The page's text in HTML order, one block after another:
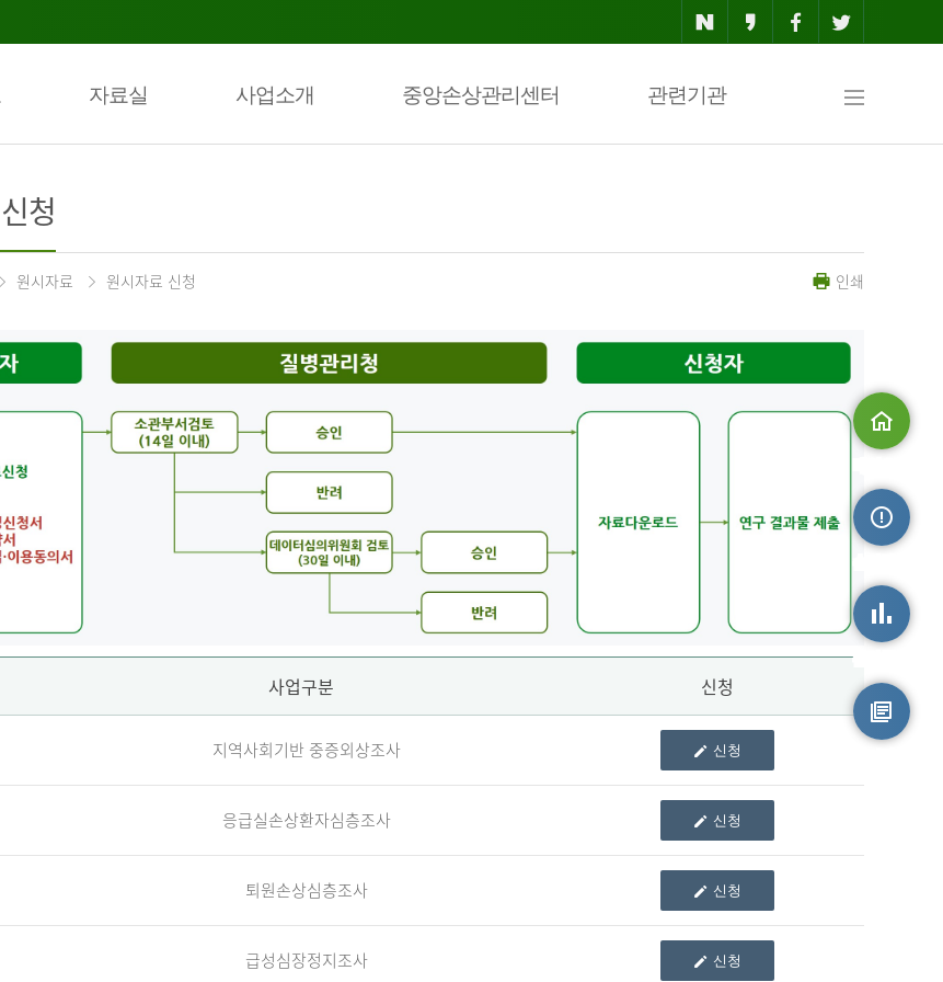
자료실 사업소개 중앙손상관리센터 관련기관
맵
청
원시자료 원시자료 신청 인쇄
사업구분 신청
지역사회기반 중증외상조사 신청
응급실손상환자심층조사 신청
퇴원손상심층조사 신청
급성심장정지조사 신청